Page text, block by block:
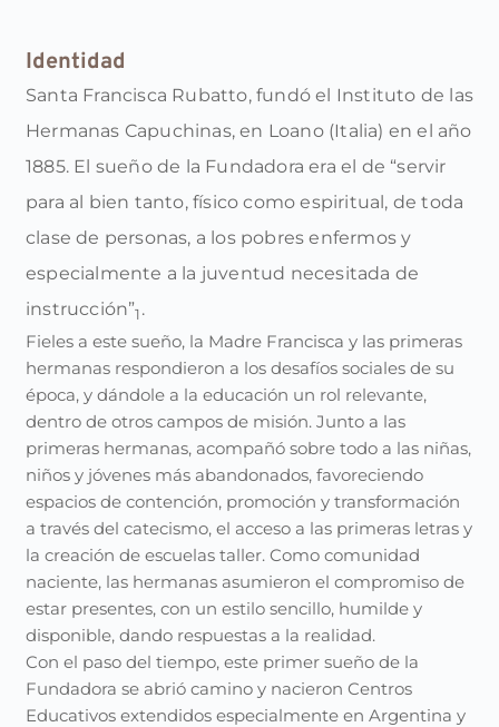
Identidad
Santa Francisca Rubatto, fundó el Instituto de las
Hermanas Capuchinas, en Loano (Italia) en el año
1885. El sueño de la Fundadora era el de “servir
para al bien tanto, físico como espiritual, de toda
clase de personas, a los pobres enfermos y
especialmente a la juventud necesitada de
instrucción”1.
Fieles a este sueño, la Madre Francisca y las primeras
hermanas respondieron a los desafíos sociales de su
época, y dándole a la educación un rol relevante,
dentro de otros campos de misión. Junto a las
primeras hermanas, acompañó sobre todo a las niñas,
niños y jóvenes más abandonados, favoreciendo
espacios de contención, promoción y transformación
a través del catecismo, el acceso a las primeras letras y
la creación de escuelas taller. Como comunidad
naciente, las hermanas asumieron el compromiso de
estar presentes, con un estilo sencillo, humilde y
disponible, dando respuestas a la realidad.
Con el paso del tiempo, este primer sueño de la
Fundadora se abrió camino y nacieron Centros
Educativos extendidos especialmente en Argentina y